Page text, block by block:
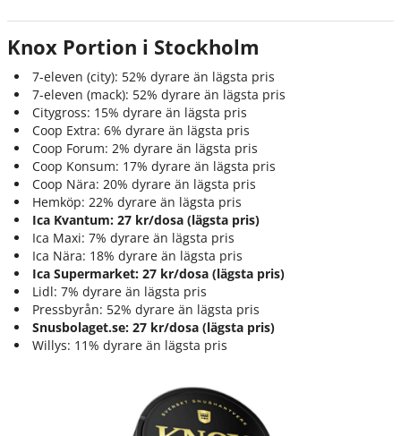
Knox Portion i Stockholm
7-eleven (city): 52% dyrare än lägsta pris
7-eleven (mack): 52% dyrare än lägsta pris
Citygross: 15% dyrare än lägsta pris
Coop Extra: 6% dyrare än lägsta pris
Coop Forum: 2% dyrare än lägsta pris
Coop Konsum: 17% dyrare än lägsta pris
Coop Nära: 20% dyrare än lägsta pris
Hemköp: 22% dyrare än lägsta pris
Ica Kvantum: 27 kr/dosa (lägsta pris)
Ica Maxi: 7% dyrare än lägsta pris
Ica Nära: 18% dyrare än lägsta pris
Ica Supermarket: 27 kr/dosa (lägsta pris)
Lidl: 7% dyrare än lägsta pris
Pressbyrån: 52% dyrare än lägsta pris
Snusbolaget.se: 27 kr/dosa (lägsta pris)
Willys: 11% dyrare än lägsta pris